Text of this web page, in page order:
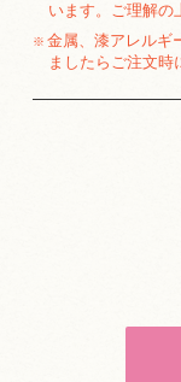
います。ご理解の
※ 金属、漆アレルギ
ましたらご注文時